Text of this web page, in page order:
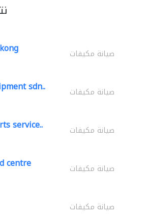
صيانة مكيفات
sdn.. صيانة مكيفات
service.. صيانة مكيفات
centre صيانة مكيفات
صيانة مكيفات